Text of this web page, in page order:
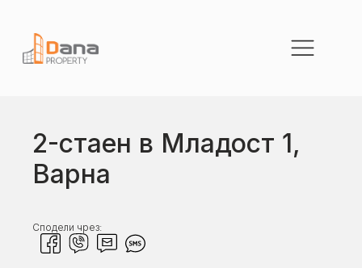
2-стаен в Младост 1,
Варна
Сподели чрез: